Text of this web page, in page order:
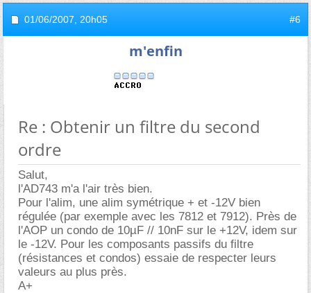
01/06/2007, 20h05 #6
m'enfin
Re : Obtenir un filtre du second
ordre
Salut,
l'AD743 m'a l'air très bien.
Pour l'alim, une alim symétrique + et -12V bien
régulée (par exemple avec les 7812 et 7912). Près de
l'AOP un condo de 10µF // 10nF sur le +12V, idem sur
le -12V. Pour les composants passifs du filtre
(résistances et condos) essaie de respecter leurs
valeurs au plus près.
A+